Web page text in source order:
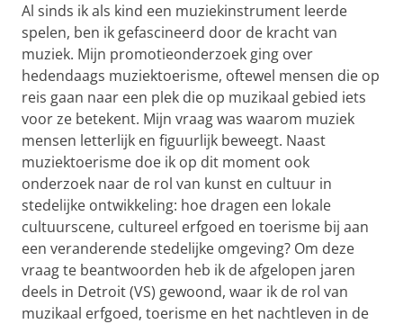
Al sinds ik als kind een muziekinstrument leerde
spelen, ben ik gefascineerd door de kracht van
muziek. Mijn promotieonderzoek ging over
hedendaags muziektoerisme, oftewel mensen die op
reis gaan naar een plek die op muzikaal gebied iets
voor ze betekent. Mijn vraag was waarom muziek
mensen letterlijk en figuurlijk beweegt. Naast
muziektoerisme doe ik op dit moment ook
onderzoek naar de rol van kunst en cultuur in
stedelijke ontwikkeling: hoe dragen een lokale
cultuurscene, cultureel erfgoed en toerisme bij aan
een veranderende stedelijke omgeving? Om deze
vraag te beantwoorden heb ik de afgelopen jaren
deels in Detroit (VS) gewoond, waar ik de rol van
muzikaal erfgoed, toerisme en het nachtleven in de